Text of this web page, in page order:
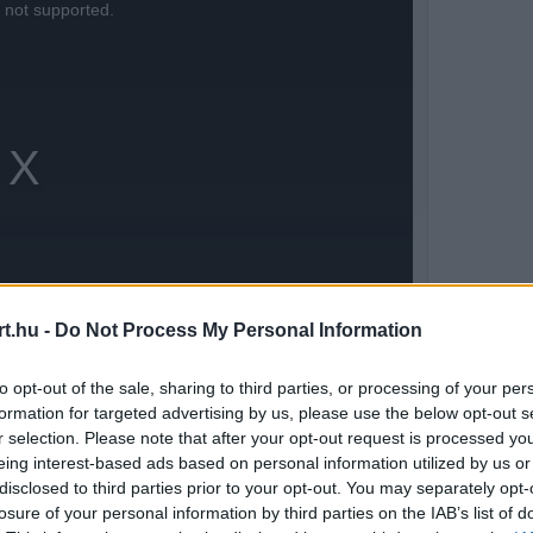
- Do Not Process My Personal Information
opt-out of the sale, sharing to third parties, or processing of your
for targeted advertising by us, please use the below opt-out
selection. Please note that after your opt-out request is processed
interest-based ads based on personal information utilized by us
to third parties prior to your opt-out. You may separately
of your personal information by third parties on the IAB’s list of
supported.
Challenge Europe (GTWCE) Endurance-
Paul Ricard versenypályán. A